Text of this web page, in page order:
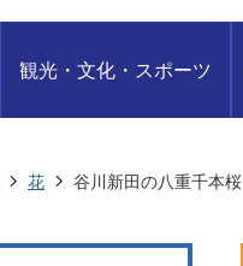
観光・文化・スポーツ
花 谷川新田の八重千本桜